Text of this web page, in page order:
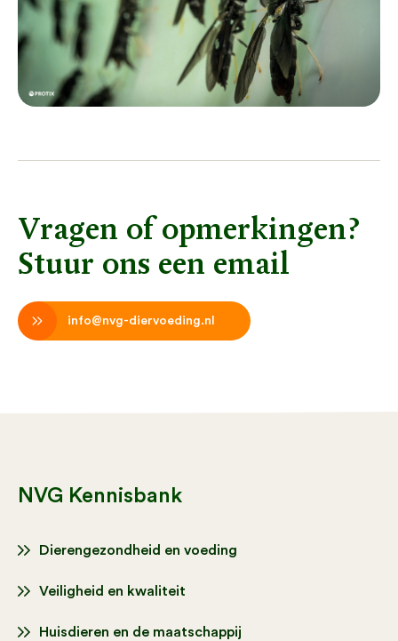
Vragen of opmerkingen?
Stuur ons een email
info@nvg-diervoeding.nl
NVG Kennisbank
Dierengezondheid en voeding
Veiligheid en kwaliteit
Huisdieren en de maatschappij